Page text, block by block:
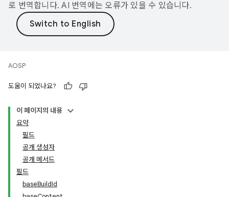
로 번역합니다. AI 번역에는 오류가 있을 수 있습니다.
AOSP
도움이 되었나요?
이 페이지의 내용
요약
필드
공개 생성자
공개 메서드
필드
baseBuildId